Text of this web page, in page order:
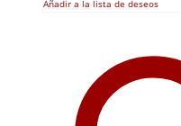
Añadir a la lista de deseos